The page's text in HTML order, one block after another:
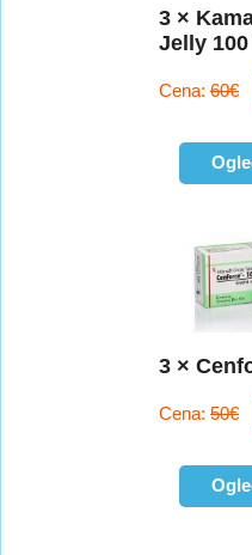
3 ×
Jelly
Cena: 60€
3 ×
Cena: 50€